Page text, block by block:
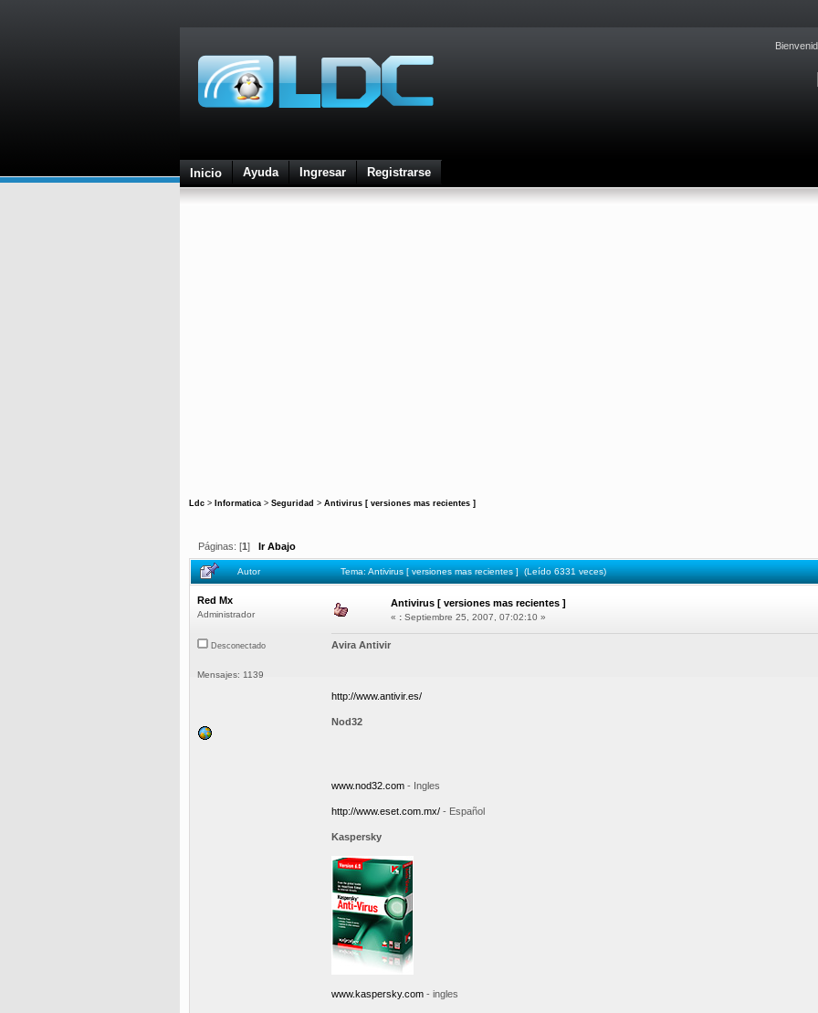
Inicio Ayuda Ingresar Registrarse
Ldc > Informatica > Seguridad > Antivirus [ versiones mas recientes ]
Páginas: [1 ] Ir Abajo
Autor Tema: Antivirus [ versiones mas recientes ] (Leído 6331 veces)
Red Mx
Administrador
Desconectado
Mensajes: 1139
Antivirus [ versiones mas recientes ]
« : Septiembre 25, 2007, 07:02:10 »
Avira Antivir
http://www.antivir.es/
Nod32
www.nod32.com - Ingles
http://www.eset.com.mx/ - Español
Kaspersky
www.kaspersky.com - ingles